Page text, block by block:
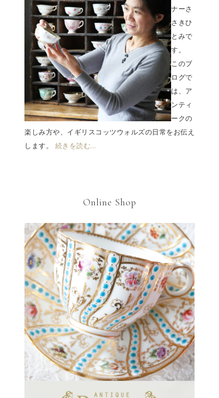
ナーさ
さきひ
とみで
す。
このブ
ログで
は、ア
ンティ
ークの
楽しみ方や、イギリスコッツウォルズの日常をお伝え
します。 続きを読む…
Online Shop